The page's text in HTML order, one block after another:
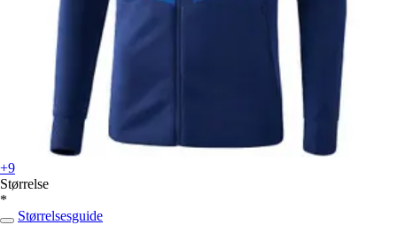
+9
Størrelse
*
Størrelsesguide